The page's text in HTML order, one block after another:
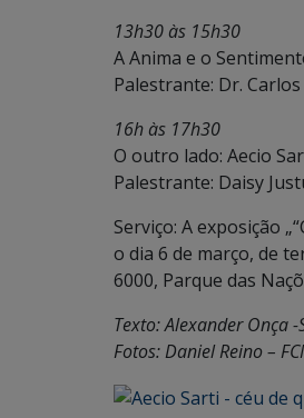
13h30 às 15h30
A Anima e o
Palestrante: Dr.
16h às 17h30
O outro lado: Aecio
Palestrante: Daisy
Serviço: A exposição
o dia 6 de março, de
6000, Parque das
Texto: Alexander Onça -
Fotos: Daniel Reino –